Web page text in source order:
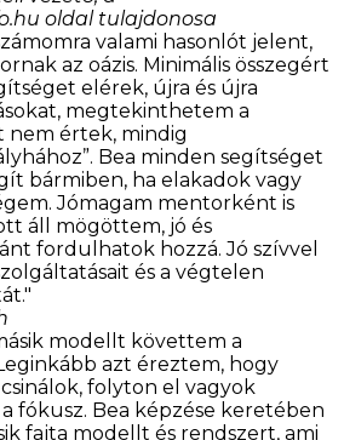
oldal tulajdonosa
valami hasonlót jelent,
az oázis. Minimális összegért
elérek, újra és újra
megtekinthetem a
nem értek, mindig
Bea minden segítséget
bármiben, ha elakadok vagy
Jómagam mentorként is
áll mögöttem, jó és
fordulhatok hozzá. Jó szívvel
és a végtelen
modellt követtem a
azt éreztem, hogy
folyton el vagyok
a fókusz. Bea képzése keretében
fajta modellt és rendszert, ami